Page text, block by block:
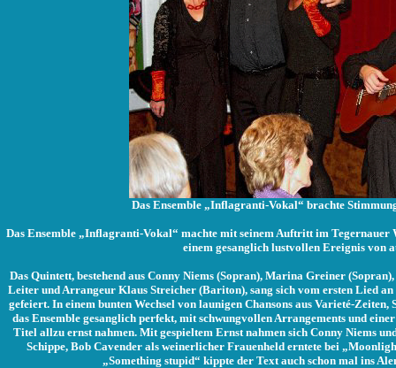
Das Ensemble „Inflagranti-Vokal“ brachte
Das Ensemble „Inflagranti-Vokal“ machte mit seinem Auftritt im Tegernauer
einem gesanglich lustvollen Ereignis von
Das Quintett, bestehend aus Conny Niems (Sopran), Marina Greiner
Leiter und Arrangeur Klaus Streicher (Bariton), sang sich vom ersten Lied
gefeiert. In einem bunten Wechsel von launigen Chansons aus Varieté-
das Ensemble gesanglich perfekt, mit schwungvollen Arrangements und
Titel allzu ernst nahmen. Mit gespieltem Ernst nahmen sich Conny Niems
Schippe, Bob Cavender als weinerlicher Frauenheld erntete bei
„Something stupid“ kippte der Text auch schon mal ins